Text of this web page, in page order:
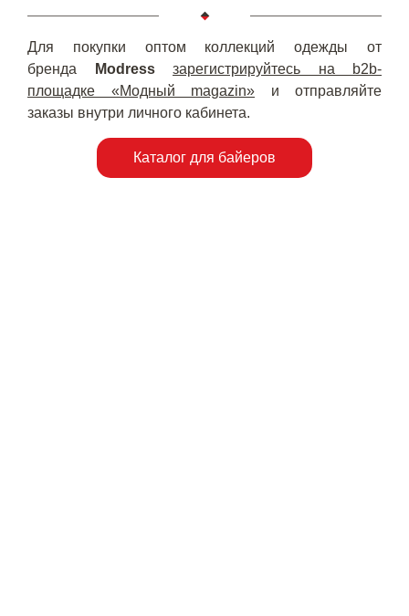
Для покупки оптом коллекций одежды от
бренда
Modress зарегистрируйтесь на b2b-
площадке «Модный magazin» и отправляйте
заказы внутри личного кабинета.
Каталог для байеров